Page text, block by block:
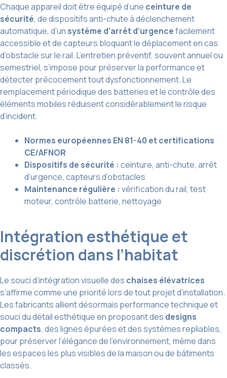
Chaque appareil doit être équipé d’une ceinture de
sécurité, de dispositifs anti-chute à déclenchement
automatique, d’un système d’arrêt d’urgencefacilement
accessible et de capteurs bloquant le déplacement en cas
d’obstacle sur le rail. L’entretien préventif, souvent annuel ou
semestriel, s’impose pour préserver la performance et
détecter précocement tout dysfonctionnement. Le
remplacement périodique des batteries et le contrôle des
éléments mobiles réduisent considérablement le risque
d’incident.
Normes européennes EN 81-40 et certifications
CE/AFNOR
Dispositifs de sécurité : ceinture, anti-chute, arrêt
d’urgence, capteurs d’obstacles
Maintenance régulière : vérification du rail, test
moteur, contrôle batterie, nettoyage
Intégration esthétique et
discrétion dans l’habitat
Le souci d’intégration visuelle des chaises élévatrices
s’affirme comme une priorité lors de tout projet d’installation.
Les fabricants allient désormais performance technique et
souci du détail esthétique en proposant des designs
compacts, des lignes épurées et des systèmes repliables,
pour préserver l’élégance de l’environnement, même dans
les espaces les plus visibles de la maison ou de bâtiments
classés.